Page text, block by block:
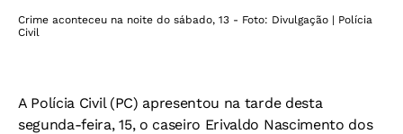
Crime aconteceu na noite do sábado, 13 - Foto: Divulgação | Polícia
Civil
A Polícia Civil (PC) apresentou na tarde desta
segunda-feira, 15, o caseiro Erivaldo Nascimento dos